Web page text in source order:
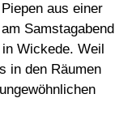
aus einer
Samstagabend
Wickede. Weil
in den Räumen